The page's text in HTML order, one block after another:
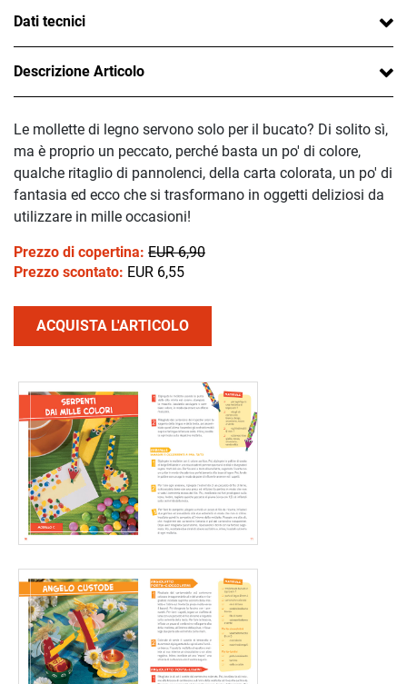
Dati tecnici
Descrizione Articolo
Le mollette di legno servono solo per il bucato? Di solito sì,
ma è proprio un peccato, perché basta un po' di colore,
qualche ritaglio di pannolenci, della carta colorata, un po' di
fantasia ed ecco che si trasformano in oggetti deliziosi da
utilizzare in mille occasioni!
Prezzo di copertina: EUR 6,90
Prezzo scontato: EUR 6,55
ACQUISTA L'ARTICOLO